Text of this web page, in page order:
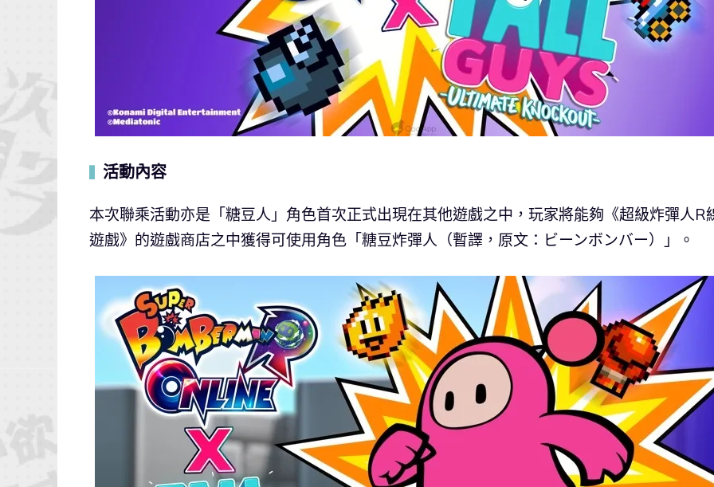
活動內容
本次聯乘活動亦是「糖豆人」角色首次正式出現在其他遊戲之中，玩家將能夠《超級炸彈人R
遊戲》的遊戲商店之中獲得可使用角色「糖豆炸彈人（暫譯，原文：ビーンボンバー）」。